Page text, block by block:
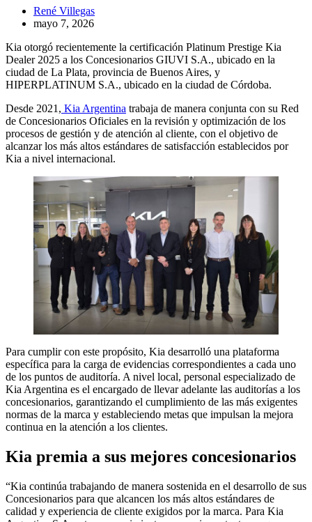
René Villegas
mayo 7, 2026
Kia otorgó recientemente la certificación Platinum Prestige Kia
Dealer 2025 a los Concesionarios GIUVI S.A., ubicado en la
ciudad de La Plata, provincia de Buenos Aires, y
HIPERPLATINUM S.A., ubicado en la ciudad de Córdoba.
Desde 2021, Kia Argentina trabaja de manera conjunta con su Red
de Concesionarios Oficiales en la revisión y optimización de los
procesos de gestión y de atención al cliente, con el objetivo de
alcanzar los más altos estándares de satisfacción establecidos por
Kia a nivel internacional.
Para cumplir con este propósito, Kia desarrolló una plataforma
específica para la carga de evidencias correspondientes a cada uno
de los puntos de auditoría. A nivel local, personal especializado de
Kia Argentina es el encargado de llevar adelante las auditorías a los
concesionarios, garantizando el cumplimiento de las más exigentes
normas de la marca y estableciendo metas que impulsan la mejora
continua en la atención a los clientes.
Kia premia a sus mejores concesionarios
“Kia continúa trabajando de manera sostenida en el desarrollo de sus
Concesionarios para que alcancen los más altos estándares de
calidad y experiencia de cliente exigidos por la marca. Para Kia